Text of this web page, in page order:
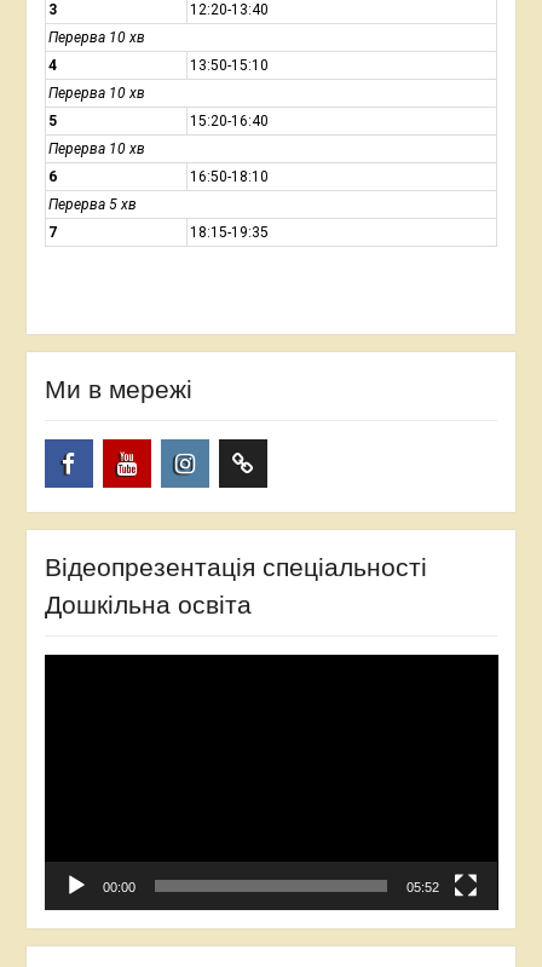
3
12:20-13:40
Перерва 10 хв
4
13:50-15:10
Перерва 10 хв
5
15:20-16:40
Перерва 10 хв
6
16:50-18:10
Перерва 5 хв
7
18:15-19:35
Ми в мережі
Відеопрезентація спеціальності
Дошкільна освіта
00:00 05:52